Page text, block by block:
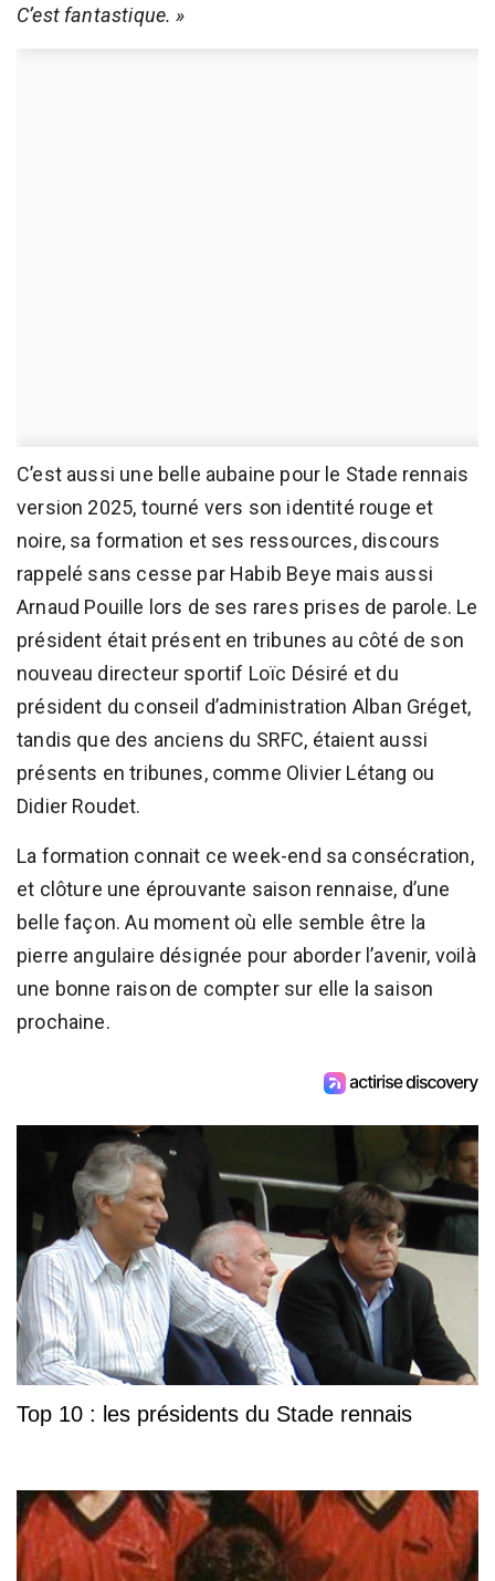
C’est fantastique. »
C’est aussi une belle aubaine pour le Stade rennais
version 2025, tourné vers son identité rouge et
noire, sa formation et ses ressources, discours
rappelé sans cesse par Habib Beye mais aussi
Arnaud Pouille lors de ses rares prises de parole. Le
président était présent en tribunes au côté de son
nouveau directeur sportif Loïc Désiré et du
président du conseil d’administration Alban Gréget,
tandis que des anciens du SRFC, étaient aussi
présents en tribunes, comme Olivier Létang ou
Didier Roudet.
La formation connait ce week-end sa consécration,
et clôture une éprouvante saison rennaise, d’une
belle façon. Au moment où elle semble être la
pierre angulaire désignée pour aborder l’avenir, voilà
une bonne raison de compter sur elle la saison
prochaine.
Top 10 : les présidents du Stade rennais